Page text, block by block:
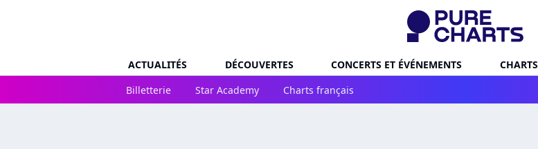
ACTUALITÉS DÉCOUVERTES CONCERTS ET ÉVÉNEMENTS CHARTS
Billetterie
Star Academy Charts français